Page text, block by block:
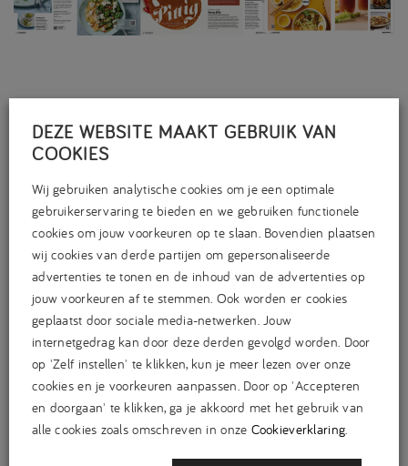
CATEGORIEËN
Achtergrond(29)
(29)
Expertise(38)
Geen categorie(3)
DEZE WEBSITE MAAKT GEBRUIK VAN
COOKIES
Wij gebruiken analytische cookies om je een optimale
gebruikerservaring te bieden en we gebruiken functionele
cookies om jouw voorkeuren op te slaan. Bovendien plaatsen
wij cookies van derde partijen om gepersonaliseerde
advertenties te tonen en de inhoud van de advertenties op
jouw voorkeuren af te stemmen. Ook worden er cookies
geplaatst door sociale media-netwerken. Jouw
internetgedrag kan door deze derden gevolgd worden. Door
op 'Zelf instellen' te klikken, kun je meer lezen over onze
cookies en je voorkeuren aanpassen. Door op 'Accepteren
en doorgaan' te klikken, ga je akkoord met het gebruik van
alle cookies zoals omschreven in onze Cookieverklaring.